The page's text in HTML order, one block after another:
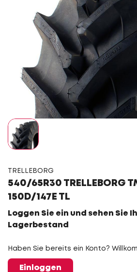
TRELLEBORG
540/65R30 TRELLEBORG
150D/147E TL
Loggen Sie ein und sehen Sie
Lagerbestand
Haben Sie bereits ein Konto?
Einloggen